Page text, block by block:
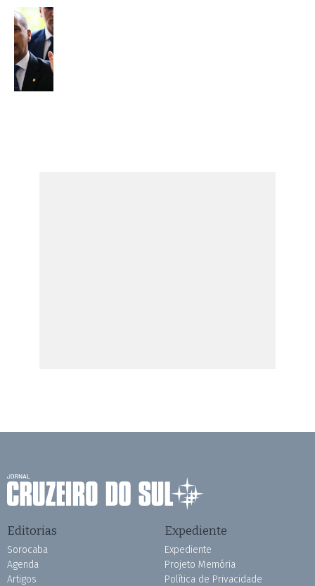
Editorias
Sorocaba
Agenda
Artigos
Expediente
Expediente
Projeto Memória
Política de Privacidade